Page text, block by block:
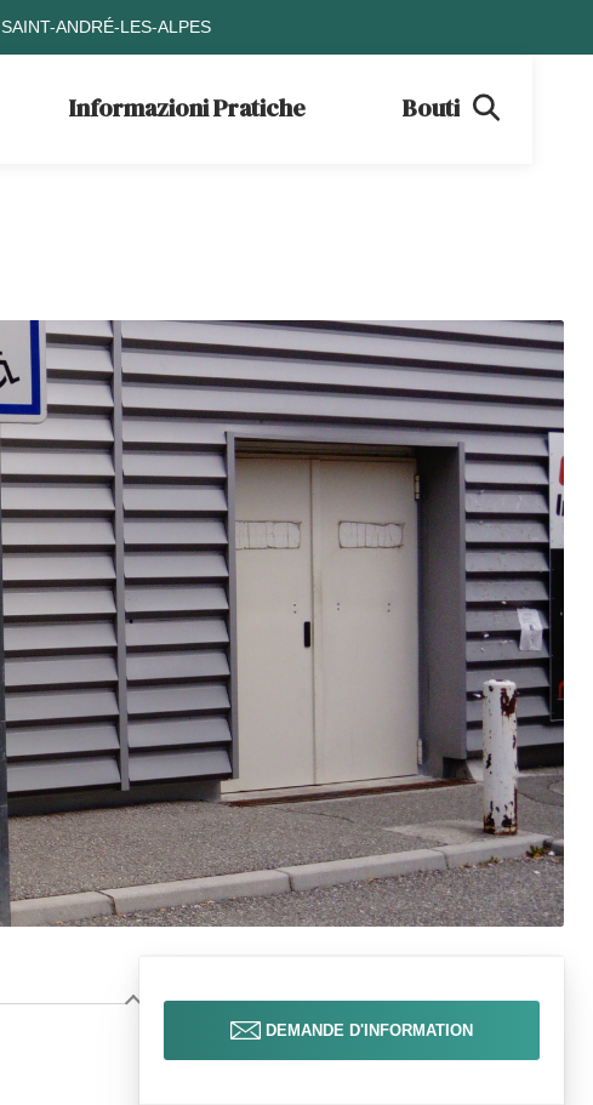
SAINT-ANDRÉ-LES-ALPES
Informazioni Pratiche Boutique
DEMANDE D'INFORMATION